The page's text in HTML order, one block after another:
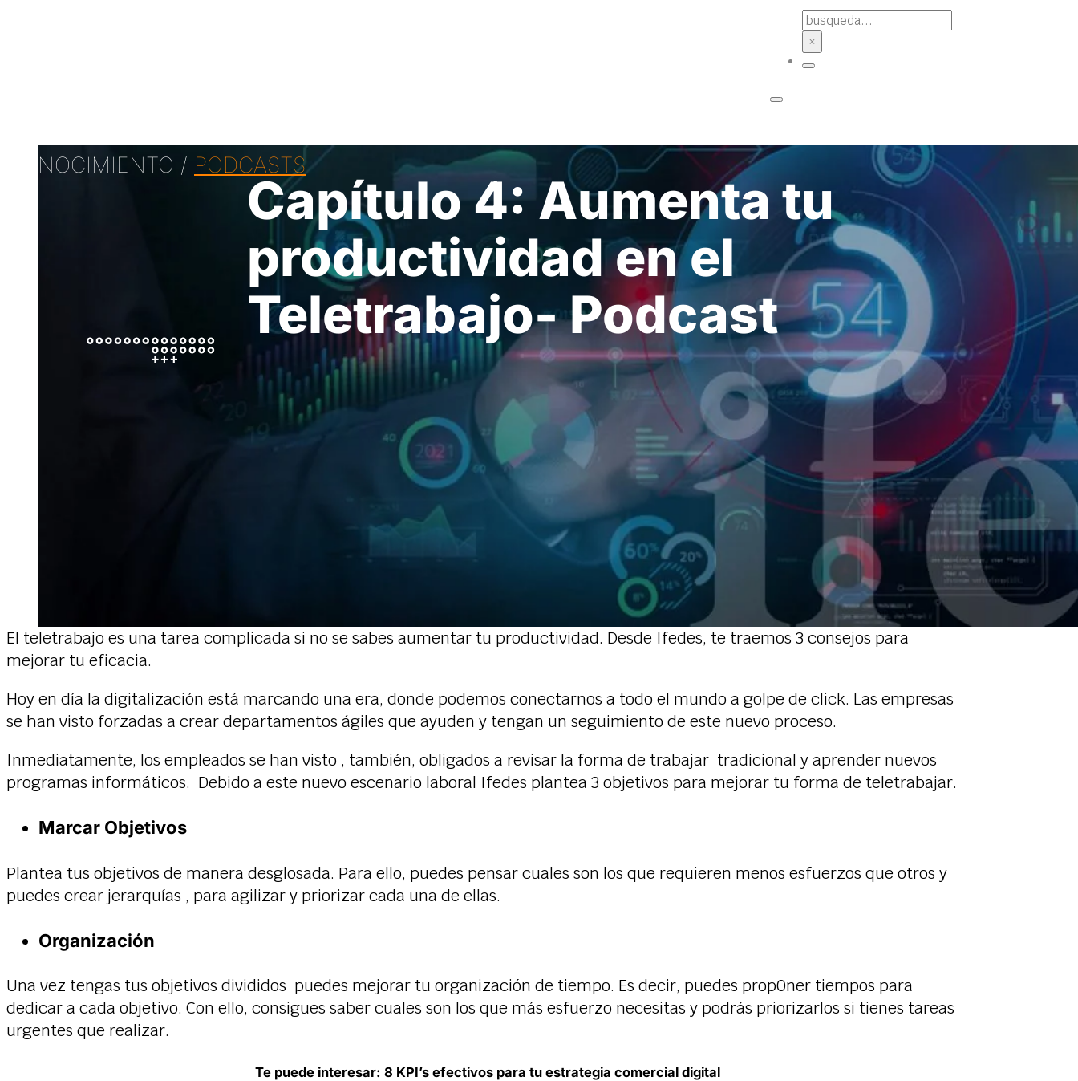
BUSCAR
×
CONOCIMIENTO / PODCASTS
Capítulo 4: Aumenta tu
productividad en el
Teletrabajo- Podcast
El teletrabajo es una tarea complicada si no se sabes aumentar tu productividad. Desde Ifedes, te traemos 3 consejos para
mejorar tu eficacia.
Hoy en día la digitalización está marcando una era, donde podemos conectarnos a todo el mundo a golpe de click. Las empresas
se han visto forzadas a crear departamentos ágiles que ayuden y tengan un seguimiento de este nuevo proceso.
Inmediatamente, los empleados se han visto , también, obligados a revisar la forma de trabajar tradicional y aprender nuevos
programas informáticos. Debido a este nuevo escenario laboral Ifedes plantea 3 objetivos para mejorar tu forma de teletrabajar.
Marcar Objetivos
Plantea tus objetivos de manera desglosada. Para ello, puedes pensar cuales son los que requieren menos esfuerzos que otros y
puedes crear jerarquías , para agilizar y priorizar cada una de ellas.
Organización
Una vez tengas tus objetivos divididos puedes mejorar tu organización de tiempo. Es decir, puedes prop0ner tiempos para
dedicar a cada objetivo. Con ello, consigues saber cuales son los que más esfuerzo necesitas y podrás priorizarlos si tienes tareas
urgentes que realizar.
Te puede interesar: 8 KPI’s efectivos para tu estrategia comercial digital